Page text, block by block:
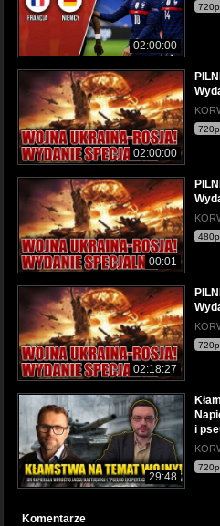
02:00:00
720p
02:00:00
720p
00:01
480p
02:18:27
720p
29:48
i
720p
Komentarze